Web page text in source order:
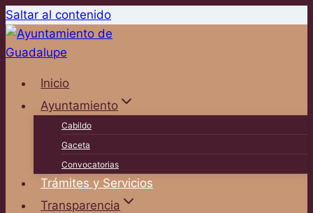
Saltar al contenido
Inicio
Ayuntamiento
Cabildo
Gaceta
Convocatorias
Trámites y Servicios
Transparencia